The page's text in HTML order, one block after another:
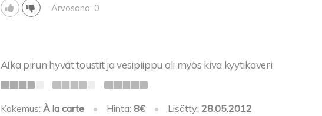
Arvosana: 0
AIka pirun hyvät toustit ja vesipiippu oli myös kiva kyytikaveri
Kokemus: À la carte • Hinta: 8€ • Lisätty: 28.05.2012